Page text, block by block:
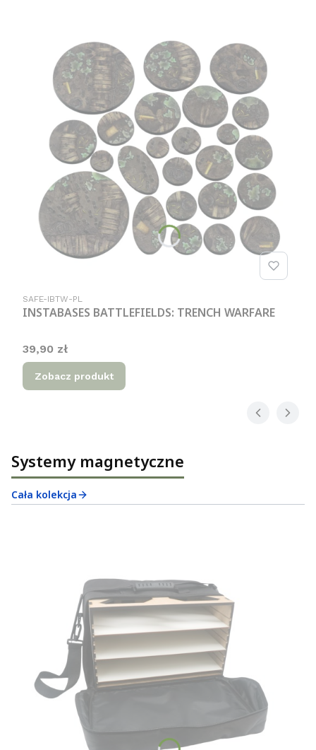
Kod produktu
SAFE-IBTW-PL
INSTABASES BATTLEFIELDS: TRENCH WARFARE
Cena
39,90 zł
Zobacz produkt
Systemy magnetyczne
Cała kolekcja